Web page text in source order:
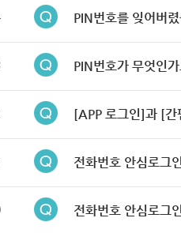
PIN번호를 잊어버
PIN번호가 무엇인
[APP 로그인]과 [간
전화번호 안심로그
전화번호 안심로그